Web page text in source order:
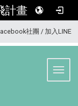
計畫
社團 / 加入LINE